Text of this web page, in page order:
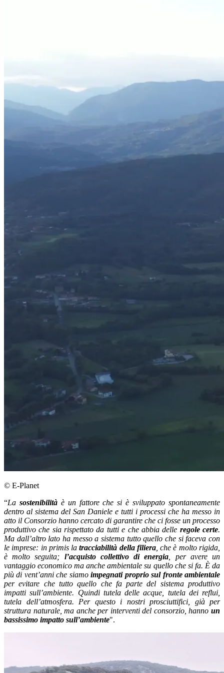
© E-Planet
“La sostenibilità è un fattore che si è sviluppato spontaneamente
dentro al sistema del San Daniele e tutti i processi che ha messo in
atto il Consorzio hanno cercato di garantire che ci fosse un processo
produttivo che sia rispettato da tutti e che abbia delle regole certe.
Ma dall’altro lato ha messo a sistema tutto quello che si faceva con
le imprese: in primis latracciabilità della filiera, che è molto rigida,
è molto seguita; l’acquisto collettivo di energia , per avere un
vantaggio economico ma anche ambientale su quello che si fa. È da
più di vent’anni che siamoimpegnati proprio sul fronte ambientale
per evitare che tutto quello che fa parte del sistema produttivo
impatti sull’ambiente. Quindi tutela delle acque, tutela dei reflui,
tutela dell’atmosfera. Per questo i nostri prosciuttifici, già per
struttura naturale, ma anche per interventi del consorzio, hanno un
bassissimo impatto sull’ambiente".